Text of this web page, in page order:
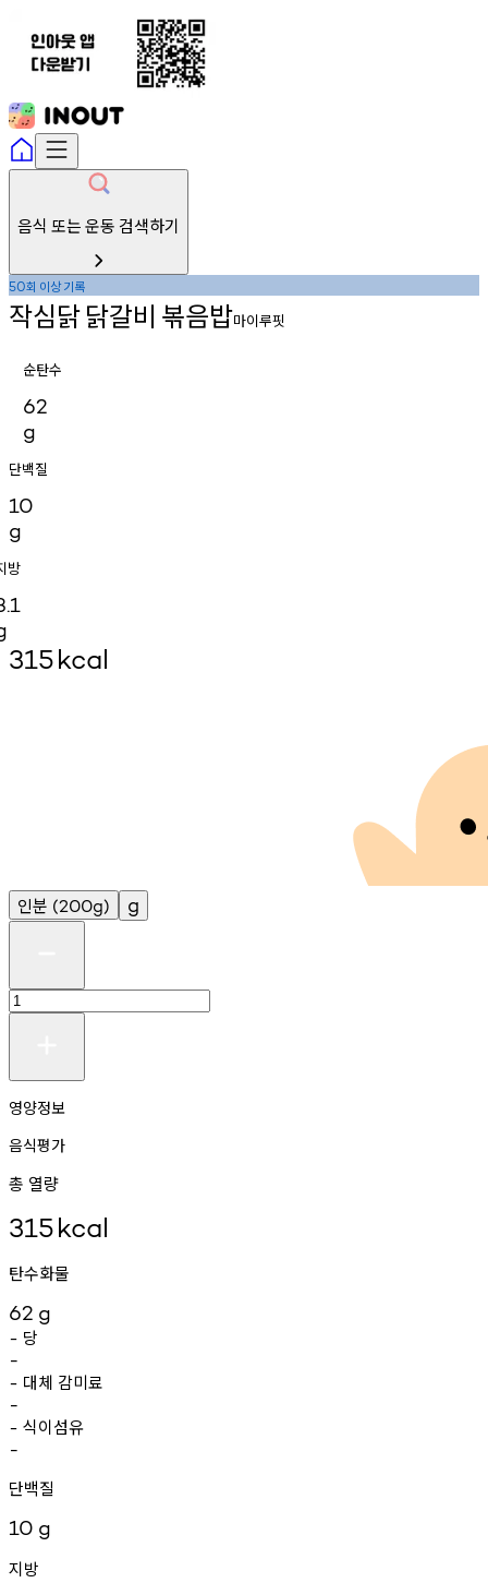
음식 또는 운동 검색하기
50회 이상기록
작심닭닭갈비 볶음밥마이루핏
순탄수
62
g
단백질
10
g
방
315kcal
인분 (200g) g
영양정보
음식평가
총 열량
315kcal
탄수화물
62 g
- 당
-
- 대체 감미료
-
- 식이섬유
-
단백질
10 g
지방